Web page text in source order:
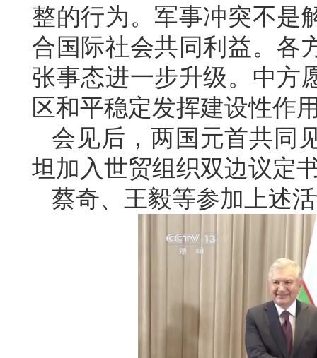
整的行为。军事冲突不是
合国际社会共同利益。各
张事态进一步升级。中方
区和平稳定发挥建设性作
会见后，两国元首共同
坦加入世贸组织双边议定
蔡奇、王毅等参加上述